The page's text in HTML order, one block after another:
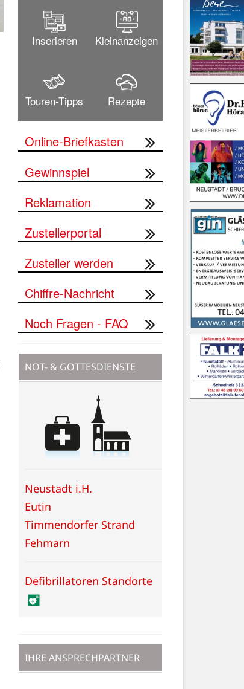
Die Baugrube. Bis 2022 entsteht hier ein modernes
zu
Inserieren Kleinanzeigen
Touren-Tipps Rezepte
Online-Briefkasten
Gewinnspiel
Reklamation
Zustellerportal
Zusteller werden
Chiffre-Nachricht
Noch Fragen - FAQ
NOT- & GOTTESDIENSTE
Neustadt i.H.
Eutin
Timmendorfer Strand
Fehmarn
Defibrillatoren Standorte
IHRE ANSPRECHPARTNER